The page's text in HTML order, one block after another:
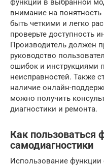
функции в выбранной
внимание на
быть четкими и легко
проверьте доступность
Производитель должен
руководство
ошибок и инструкциями
неисправностей. Также
наличие онлайн-
можно получить
диагностики и ремонта.
Как пользоваться
самодиагностики
Использование